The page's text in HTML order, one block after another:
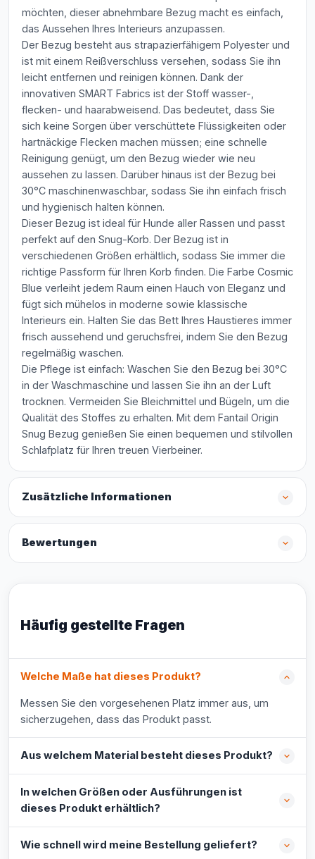
möchten, dieser abnehmbare Bezug macht es einfach,
das Aussehen Ihres Interieurs anzupassen.
Der Bezug besteht aus strapazierfähigem Polyester und
ist mit einem Reißverschluss versehen, sodass Sie ihn
leicht entfernen und reinigen können. Dank der
innovativen SMART Fabrics ist der Stoff wasser-,
flecken- und haarabweisend. Das bedeutet, dass Sie
sich keine Sorgen über verschüttete Flüssigkeiten oder
hartnäckige Flecken machen müssen; eine schnelle
Reinigung genügt, um den Bezug wieder wie neu
aussehen zu lassen. Darüber hinaus ist der Bezug bei
30°C maschinenwaschbar, sodass Sie ihn einfach frisch
und hygienisch halten können.
Dieser Bezug ist ideal für Hunde aller Rassen und passt
perfekt auf den Snug-Korb. Der Bezug ist in
verschiedenen Größen erhältlich, sodass Sie immer die
richtige Passform für Ihren Korb finden. Die Farbe Cosmic
Blue verleiht jedem Raum einen Hauch von Eleganz und
fügt sich mühelos in moderne sowie klassische
Interieurs ein. Halten Sie das Bett Ihres Haustieres immer
frisch aussehend und geruchsfrei, indem Sie den Bezug
regelmäßig waschen.
Die Pflege ist einfach: Waschen Sie den Bezug bei 30°C
in der Waschmaschine und lassen Sie ihn an der Luft
trocknen. Vermeiden Sie Bleichmittel und Bügeln, um die
Qualität des Stoffes zu erhalten. Mit dem Fantail Origin
Snug Bezug genießen Sie einen bequemen und stilvollen
Schlafplatz für Ihren treuen Vierbeiner.
Zusätzliche Informationen
Bewertungen
Häufig gestellte Fragen
Welche Maße hat dieses Produkt?
Messen Sie den vorgesehenen Platz immer aus, um
sicherzugehen, dass das Produkt passt.
Aus welchem Material besteht dieses Produkt?
In welchen Größen oder Ausführungen ist
dieses Produkt erhältlich?
Wie schnell wird meine Bestellung geliefert?